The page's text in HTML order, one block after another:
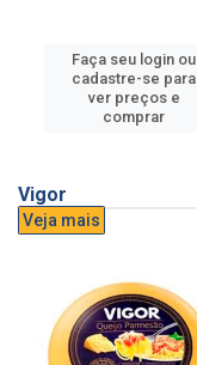
Faça seu login ou
cadastre-se para
ver preços e
comprar
Vigor
Veja mais